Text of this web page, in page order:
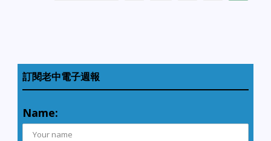
訂閱老中電子週報
Name: